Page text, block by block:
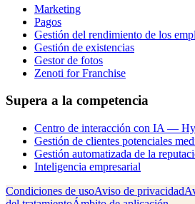
Marketing
Pagos
Gestión del rendimiento de los
Gestión de existencias
Gestor de fotos
Zenoti for Franchise
Supera a la competencia
Centro de interacción con IA —
Gestión de clientes potenciales
Gestión automatizada de la
Inteligencia empresarial
Condiciones de usoAviso de privacidad